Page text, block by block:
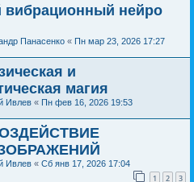
нейро
Панасенко « Пн мар 23, 2026 17:27
и
магия
Ивлев « Пн фев 16, 2026 19:53
Ивлев « Сб янв 17, 2026 17:04
1 2 3